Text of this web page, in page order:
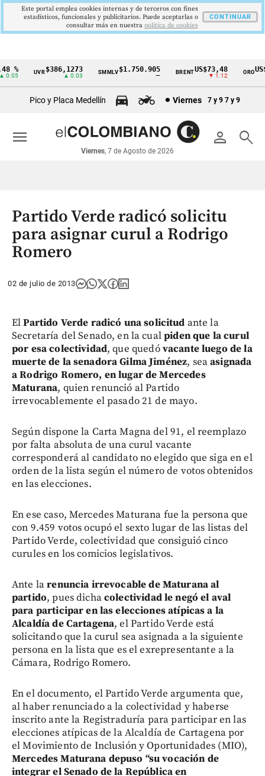
Cintillo
económicos
Colombia
% UVR$386,1273
▲ 0.03
SMMLV$1.750.905 BRENTUS$73,48
▼ 1.12
ORO
Pico y Placa Medellín Viernes 7 y 9 7 y 9
person search
Viernes, 7 de Agosto de 2026
menu
Partido Verde radicó solicitu
para asignar curul a Rodrigo
Romero
02 de julio de 2013
ElPartido Verde radicó una solicitud ante la
Secretaría del Senado, en la cualpiden que la curul
por esa colectividad, que quedóvacante luego de la
muerte de la senadora Gilma Jiménez, seaasignada
a Rodrigo Romero, en lugar de Mercedes
Maturana, quien renunció al Partido
irrevocablemente el pasado 21 de mayo.
Según dispone la Carta Magna del 91, el reemplazo
por falta absoluta de una curul vacante
corresponderá al candidato no elegido que siga en el
orden de la lista según el número de votos obtenidos
en las elecciones.
En ese caso, Mercedes Maturana fue la persona que
con 9.459 votos ocupó el sexto lugar de las listas del
Partido Verde, colectividad que consiguió cinco
curules en los comicios legislativos.
Ante larenuncia irrevocable de Maturana al
partido, pues dichacolectividad le negó el aval
para participar en las elecciones atípicas a la
Alcaldía de Cartagena, el Partido Verde está
solicitando que la curul sea asignada a la siguiente
persona en la lista que es el exrepresentante a la
Cámara, Rodrigo Romero.
En el documento, el Partido Verde argumenta que,
al haber renunciado a la colectividad y haberse
inscrito ante la Registraduría para participar en las
elecciones atípicas de la Alcaldía de Cartagena por
el Movimiento de Inclusión y Oportunidades (MIO),
Mercedes Maturana depuso “su vocación de
integrar el Senado de la República en
Este portal emplea cookies internas y de terceros con fines
estadísticos, funcionales y publicitarios. Puede aceptarlas o
consultar más en nuestra politica de cookies
CONTINUAR